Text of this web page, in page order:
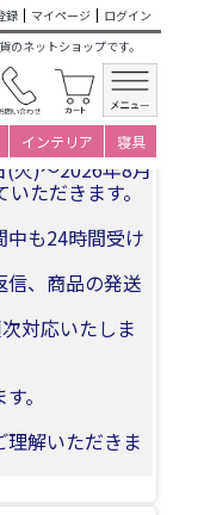
録 マイページ
ログイン
ネットショップです。
インテリア 寝具
レンタル)> ペアレ
繊_バスト84～
火)〜2026年8月
ただきます。
中も24時間受け
信、商品の発送
対応いたしま
。
解いただきま